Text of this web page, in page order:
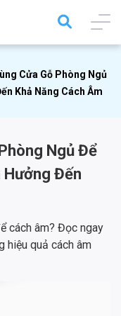
Cửa Gỗ Phòng Ngủ
Khả Năng Cách Âm
Ngủ Để
Hưởng Đến
cách âm? Đọc ngay
hiệu quả cách âm